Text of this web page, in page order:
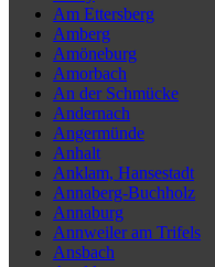
Am Ettersberg
Amberg
Amöneburg
Amorbach
An der Schmücke
Andernach
Angermünde
Anhalt
Anklam, Hansestadt
Annaberg-Buchholz
Annaburg
Annweiler am Trifels
Ansbach